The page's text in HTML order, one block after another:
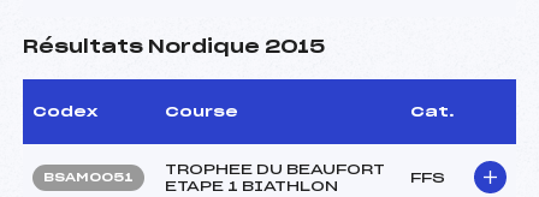
Résultats Nordique 2015
Codex Course Cat.
BSAM0051
TROPHEE DU BEAUFORT
ETAPE 1 BIATHLON
FFS